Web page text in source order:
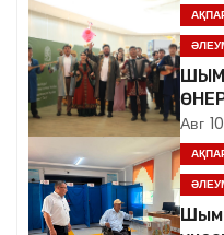
а
п
и
с
я
Авг